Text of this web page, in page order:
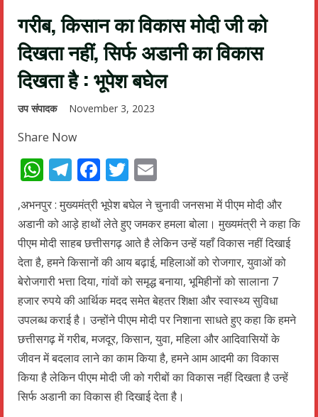
गरीब, किसान का विकास मोदी जी को
दिखता नहीं, सिर्फ अडानी का विकास
दिखता है : भूपेश बघेल
उप संपादक November 3, 2023
Share Now
WhatsApp
Telegram
Facebook
Twitter
,अभनपुर : मुख्यमंत्री भूपेश बघेल ने चुनावी जनसभा में पीएम मोदी और
अडानी को आड़े हाथों लेते हुए जमकर हमला बोला। मुख्यमंत्री ने कहा कि
पीएम मोदी साहब छत्तीसगढ़ आते है लेकिन उन्हें यहाँ विकास नहीं दिखाई
देता है, हमने किसानों की आय बढ़ाई, महिलाओं को रोजगार, युवाओं को
बेरोजगारी भत्ता दिया, गांवों को समृद्ध बनाया, भूमिहीनों को सालाना 7
हजार रुपये की आर्थिक मदद समेत बेहतर शिक्षा और स्वास्थ्य सुविधा
उपलब्ध कराई है। उन्होंने पीएम मोदी पर निशाना साधते हुए कहा कि हमने
छत्तीसगढ़ में गरीब, मजदूर, किसान, युवा, महिला और आदिवासियों के
जीवन में बदलाव लाने का काम किया है, हमने आम आदमी का विकास
किया है लेकिन पीएम मोदी जी को गरीबों का विकास नहीं दिखता है उन्हें
सिर्फ अडानी का विकास ही दिखाई देता है।